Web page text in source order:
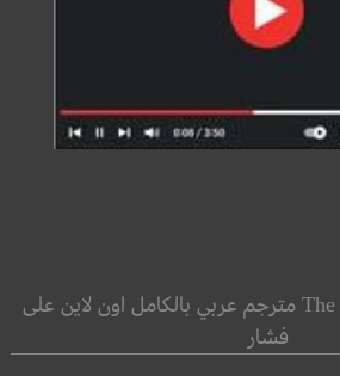
فلم The Babadook 2014 مترجم عربي بالكامل اون لاين على
فشار